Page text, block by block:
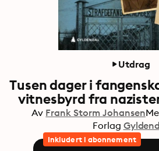
Utdrag
Tusen dager i
vitnesbyrd fra
Av Frank Storm Johansen
Forlag
Inkludert i abonnement